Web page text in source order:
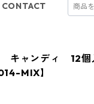
CONTACT
キャンディ 12個
MIX】